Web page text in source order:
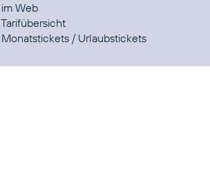
im Web
Tarifübersicht
Monatstickets / Urlaubstickets